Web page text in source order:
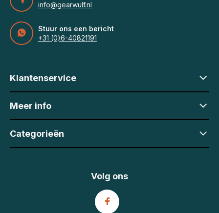
info@gearwulf.nl
Stuur ons een bericht
+31 (0)6-40821191
Klantenservice
Meer info
Categorieën
Volg ons